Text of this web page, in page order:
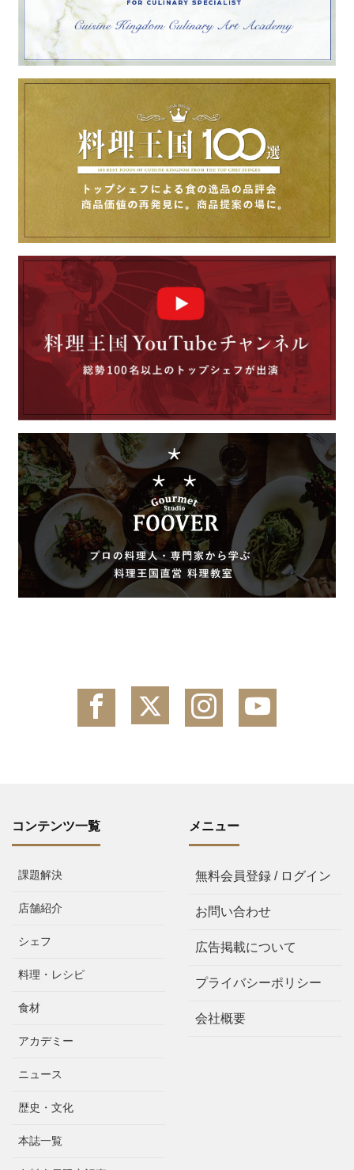
コンテンツ一覧
課題解決
店舗紹介
シェフ
料理・レシピ
食材
アカデミー
ニュース
歴史・文化
本誌一覧
メニュー
無料会員登録 / ログイン
お問い合わせ
広告掲載について
プライバシーポリシー
会社概要